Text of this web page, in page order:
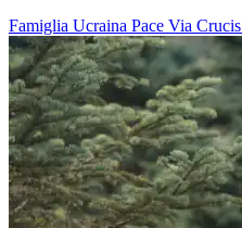
Famiglia Ucraina Pace Via Crucis